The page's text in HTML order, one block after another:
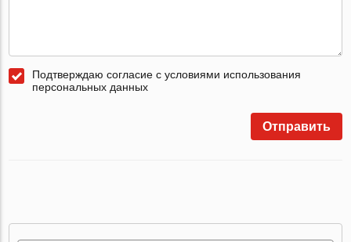
Подтверждаю согласие с условиями использования
персональных данных
Отправить